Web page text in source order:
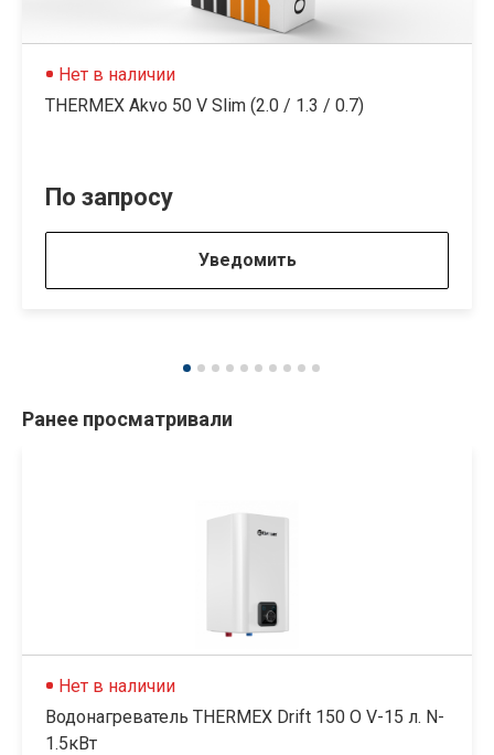
Нет в наличии
THERMEX Akvo 50 V Slim (2.0 / 1.3 / 0.7)
По запросу
Уведомить
Ранее просматривали
Нет в наличии
Водонагреватель THERMEX Drift 150 O V-15 л. N-
1.5кВт